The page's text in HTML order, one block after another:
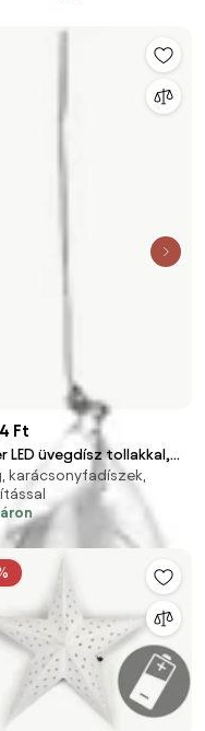
Ft
LED üvegdísz tollakkal,
(19 cm)
karácsonyfadíszek,